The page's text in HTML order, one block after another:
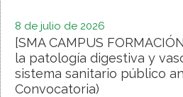
8 de julio de 2026
[SMA CAMPUS
la patología digestiva y
sistema sanitario público
Convocatoria)